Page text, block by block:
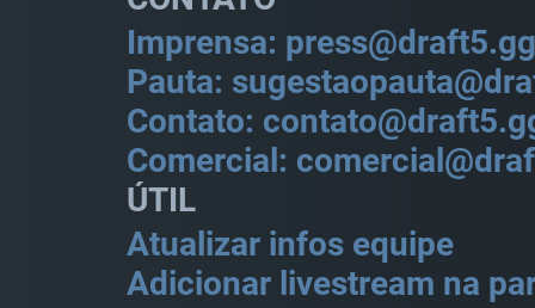
Imprensa: press@draft5.gg
Pauta:
Contato:
Comercial:
ÚTIL
Atualizar infos equipe
Adicionar livestream na